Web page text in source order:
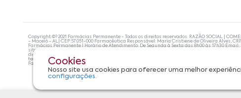
Cookies
Nosso site usa cookies para oferecer uma melhor
configurações.
Copyright ©? 2021 Farmácias Permanente - Todos os direitos reservados. RAZÃO SOCIAL |
- Maceió - AL| CEP:57.051-000 Farmacêutica Responsável: Maria Cristiene de Oliveira Alves,
Farmácias Permanente | Horário de Atendimento: De Segunda à Sexta das 8h00 às 17h30 Email:
site não devem ser utilizadas para automedicação e, de forma alguma, substituem as
diagnosticar problemas de saúde e prescrever o tratamento adequado. Se os sintomas
tecnologias mais avançadas de proteção de dados, para que você possa realizar suas
Farmácias Permanente. Todos os pedidos efetuados estão sujeitos à confirmação da